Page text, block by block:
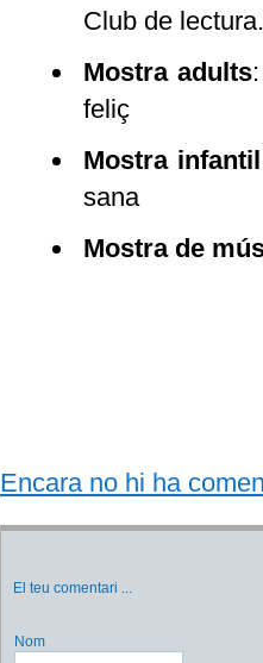
Club de lectura.
Mostra adults
feliç
Mostra infantil
sana
Mostra de
Encara no hi ha
El teu comentari ...
Nom